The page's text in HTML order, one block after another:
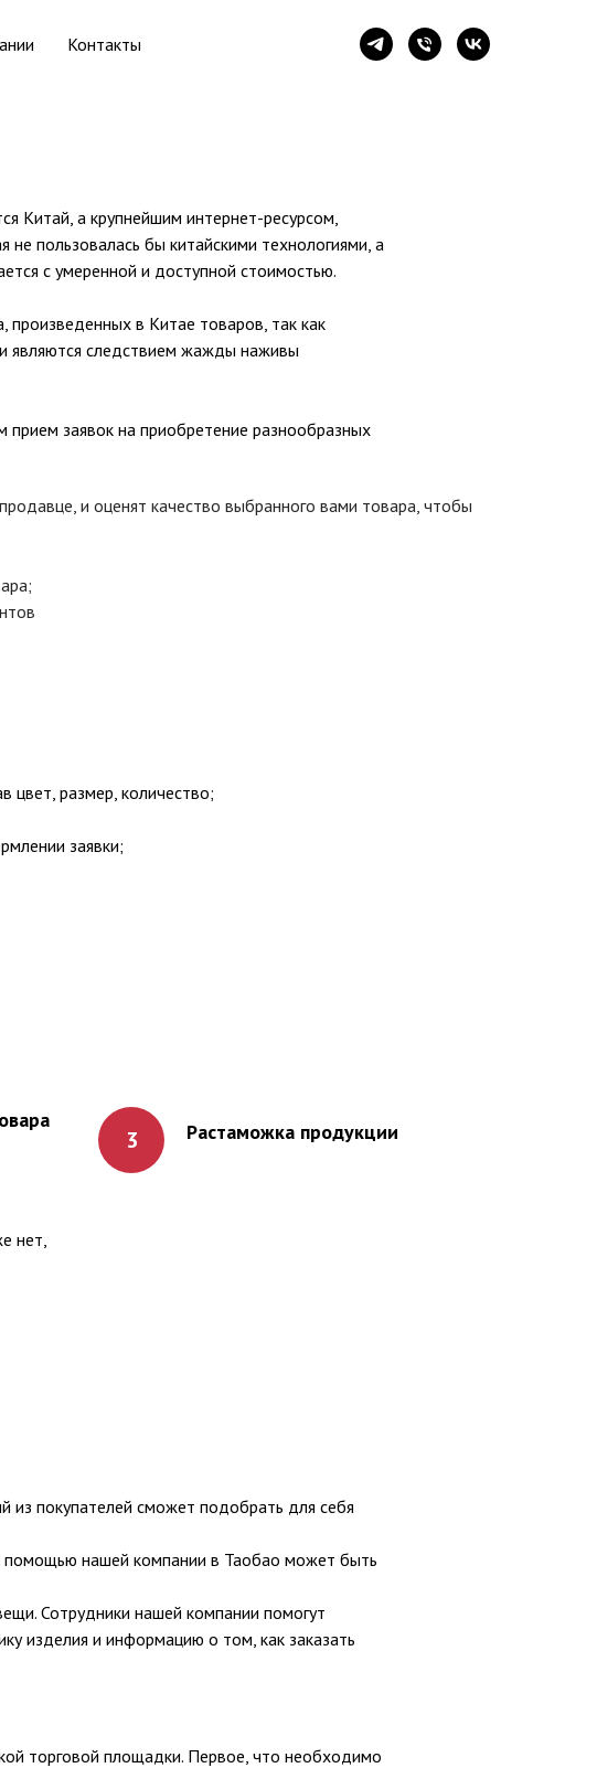
Контакты
Китай, а крупнейшим интернет-ресурсом,
пользовалась бы китайскими технологиями, а
с умеренной и доступной стоимостью.
произведенных в Китае товаров, так как
являются следствием жажды наживы
заявок на приобретение разнообразных
и оценят качество выбранного вами товара, чтобы
цвет, размер, количество;
заявки;
3 Растаможка продукции
нет,
из покупателей сможет подобрать для себя
помощью нашей компании в Таобао может быть
Сотрудники нашей компании помогут
изделия и информацию о том, как заказать
торговой площадки. Первое, что необходимо